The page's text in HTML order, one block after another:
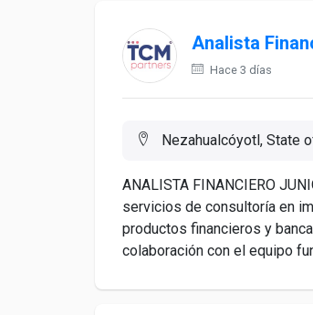
Analista
Hace 3 días
Nezahualcóyotl, State
ANALISTA FINANCIERO
servicios de consultoría en
productos financieros y
colaboración con el equipo